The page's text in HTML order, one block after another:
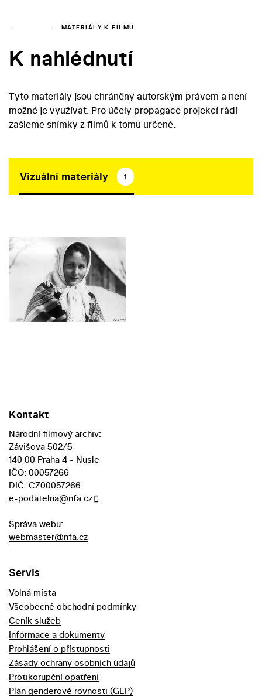
MATERIÁLY K FILMU
K nahlédnutí
Tyto materiály jsou chráněny autorským právem a není
možné je využívat. Pro účely propagace projekcí rádi
zašleme snímky z filmů k tomu určené.
Vizuální materiály 1
Kontakt
Národní filmový archiv:
Závišova 502/5
140 00 Praha 4 - Nusle
IČO: 00057266
DIČ: CZ00057266
e-podatelna@nfa.cz
Správa webu:
webmaster@nfa.cz
Servis
Volná místa
Všeobecné obchodní podmínky
Ceník služeb
Informace a dokumenty
Prohlášení o přístupnosti
Zásady ochrany osobních údajů
Protikorupční opatření
Plán genderové rovnosti (GEP)